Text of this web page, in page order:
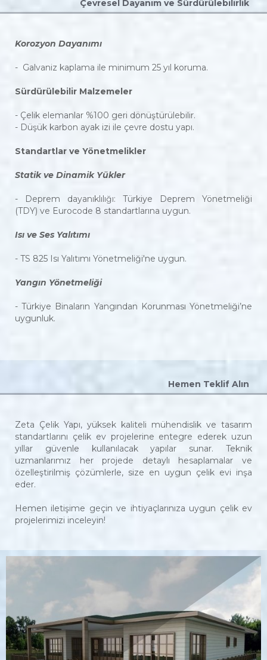
Çevresel Dayanım ve Sürdürülebilirlik
Korozyon Dayanımı
- Galvaniz kaplama ile minimum 25 yıl koruma.
Sürdürülebilir Malzemeler
- Çelik elemanlar %100 geri dönüştürülebilir.
- Düşük karbon ayak izi ile çevre dostu yapı.
Standartlar ve Yönetmelikler
Statik ve Dinamik Yükler
- Deprem dayanıklılığı: Türkiye Deprem Yönetmeliği
(TDY) ve Eurocode 8 standartlarına uygun.
Isı ve Ses Yalıtımı
- TS 825 Isı Yalıtımı Yönetmeliği'ne uygun.
Yangın Yönetmeliği
- Türkiye Binaların Yangından Korunması Yönetmeliği’ne
uygunluk.
Hemen Teklif Alın
Zeta Çelik Yapı, yüksek kaliteli mühendislik ve tasarım
standartlarını çelik ev projelerine entegre ederek uzun
yıllar güvenle kullanılacak yapılar sunar. Teknik
uzmanlarımız her projede detaylı hesaplamalar ve
özelleştirilmiş çözümlerle, size en uygun çelik evi inşa
eder.
Hemen iletişime geçin ve ihtiyaçlarınıza uygun çelik ev
projelerimizi inceleyin!